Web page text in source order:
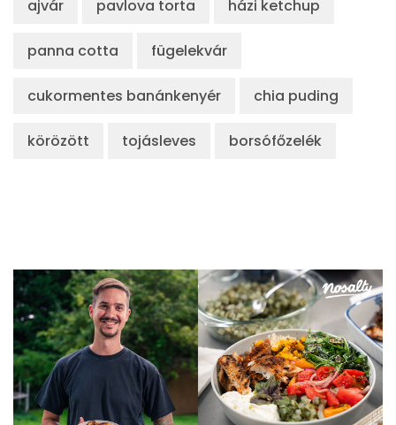
ajvár pavlova torta házi ketchup
panna cotta fügelekvár
cukormentes banánkenyér chia puding
körözött tojásleves borsófőzelék